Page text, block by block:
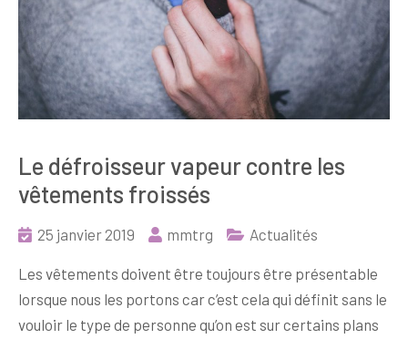
Le défroisseur vapeur contre les
vêtements froissés
25 janvier 2019 mmtrg Actualités
Les vêtements doivent être toujours être présentable
lorsque nous les portons car c’est cela qui définit sans le
vouloir le type de personne qu’on est sur certains plans